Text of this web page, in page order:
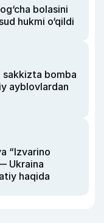
bolasini
hukmi o‘qildi
sakkizta bomba
ayblovlardan
“Izvarino
Ukraina
haqida